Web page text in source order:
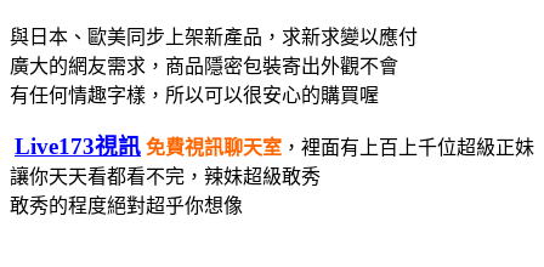
與日本、歐美同步上架新產品，求新求變以應付
廣大的網友需求， 商品隱密包裝寄出外觀不會
有任何情趣字樣，所以可以很安心的購買喔
Live173視訊 免費視訊聊天室 ，裡面有上百上千位超級正妹
讓你天天看都看不完，辣妹超級敢秀
敢秀的程度絕對超乎你想像